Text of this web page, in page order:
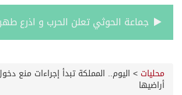
محليات > اليوم.. المملكة تبدأ إجراءات منع
أراضيها